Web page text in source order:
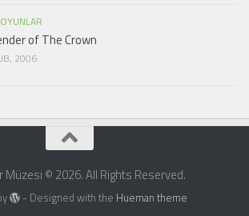
of The Crown
2006
Müzesi © 2026. All Rights Reserved.
- Designed with the Hueman theme